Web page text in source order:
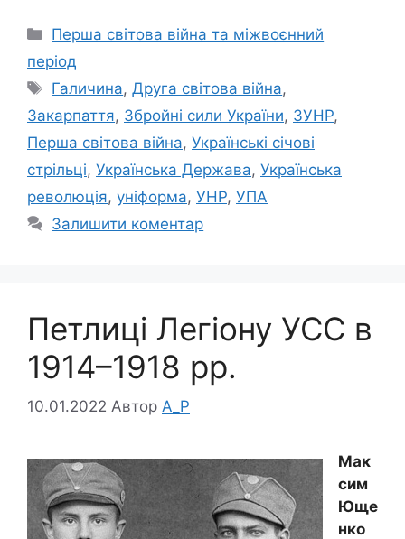
Категорії
Перша світова війна та міжвоєнний
період
Позначки
Галичина,Друга світова війна,
Закарпаття, Збройні сили України, ЗУНР,
Перша світова війна, Українські січові
стрільці, Українська Держава, Українська
революція, уніформа, УНР, УПА
Залишити коментар
Петлиці Легіону УСС в
1914–1918 рр.
10.01.2022 Автор A_P
Мак
сим
Юще
нко